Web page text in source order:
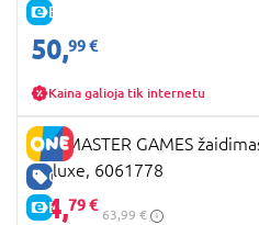
E-KAINA
50,99 €
Kaina galioja tik internetu
GERA KAINA
E-KAINA
SPINMASTER GAMES
Deluxe, 6061778
44,79 €
63,99 €